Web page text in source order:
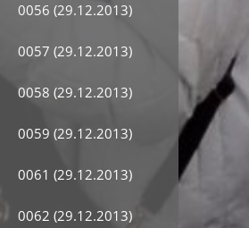
0056 (29.12.2013)
0057 (29.12.2013)
0058 (29.12.2013)
0059 (29.12.2013)
0061 (29.12.2013)
0062 (29.12.2013)